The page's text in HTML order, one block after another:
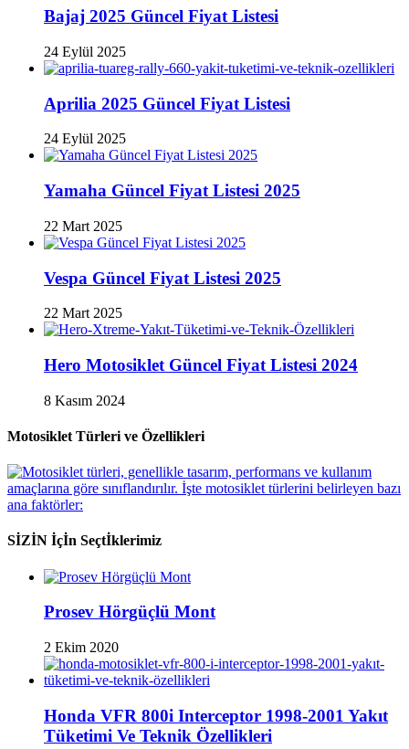
Bajaj 2025 Güncel Fiyat Listesi
24 Eylül 2025
Aprilia 2025 Güncel Fiyat Listesi
24 Eylül 2025
Yamaha Güncel Fiyat Listesi 2025
22 Mart 2025
Vespa Güncel Fiyat Listesi 2025
22 Mart 2025
Hero Motosiklet Güncel Fiyat Listesi 2024
8 Kasım 2024
Motosiklet Türleri ve Özellikleri
SİZİN İçİn Seçtİklerimiz
Prosev Hörgüçlü Mont
2 Ekim 2020
Honda VFR 800i Interceptor 1998-2001 Yakıt
Tüketimi Ve Teknik Özellikleri